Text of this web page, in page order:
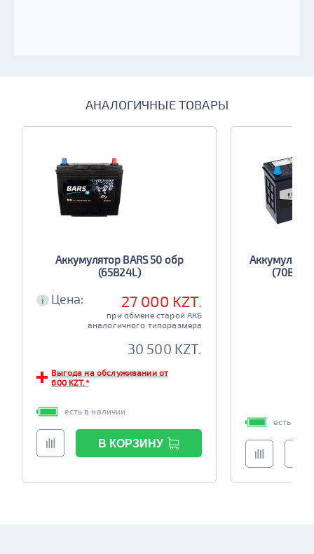
АНАЛОГИЧНЫЕ ТОВАРЫ
Аккумулятор BARS 50 обр
(65B24L)
i Цена: 27 000 KZT.
при обмене старой АКБ
аналогичного типоразмера
30 500 KZT.
Выгода на обслуживании от
600 KZT.*
есть в наличии
В КОРЗИНУ
есть в